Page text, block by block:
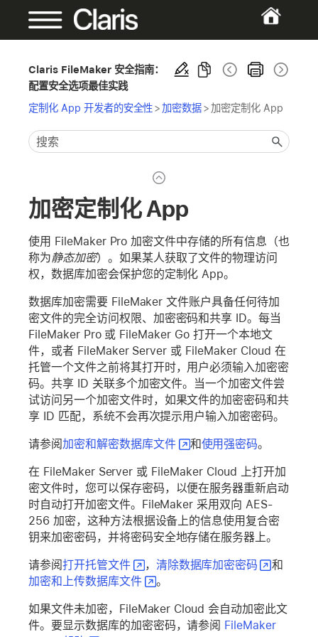
Claris FileMaker 安全指南：
配置安全选项最佳实践
定制化 App 开发者的安全性> 加密数据>加密定制化 App
加密定制化 App
使用 FileMaker Pro 加密文件中存储的所有信息（也
称为静态加密）。如果某人获取了文件的物理访问
权，数据库加密会保护您的定制化 App。
数据库加密需要 FileMaker 文件账户具备任何待加
密文件的完全访问权限、加密密码和共享 ID。每当
FileMaker Pro 或 FileMaker Go 打开一个本地文
件，或者 FileMaker Server 或 FileMaker Cloud 在
托管一个文件之前将其打开时，用户必须输入加密密
码。共享 ID 关联多个加密文件。当一个加密文件尝
试访问另一个加密文件时，如果文件的加密密码和共
享 ID 匹配，系统不会再次提示用户输入加密密码。
请参阅加密和解密数据库文件 和使用强密码。
在 FileMaker Server 或 FileMaker Cloud 上打开加
密文件时，您可以保存密码，以便在服务器重新启动
时自动打开加密文件。FileMaker 采用双向 AES-
256 加密，这种方法根据设备上的信息使用复合密
钥来加密密码，并将密码安全地存储在服务器上。
请参阅打开托管文件 ， 清除数据库加密密码
和
加密和上传数据库文件
。
如果文件未加密，FileMaker Cloud 会自动加密此文
件。要显示数据库的加密密码，请参阅 FileMaker